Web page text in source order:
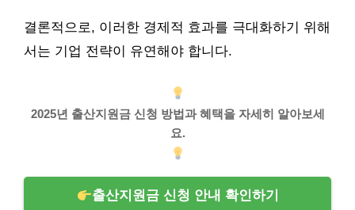
결론적으로, 이러한 경제적 효과를 극대화하기 위해
서는 기업 전략이 유연해야 합니다.
2025년 출산지원금 신청 방법과 혜택을 자세히 알아보세
요.
출산지원금 신청 안내 확인하기